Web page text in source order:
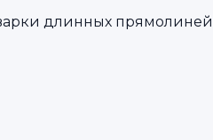
длинных